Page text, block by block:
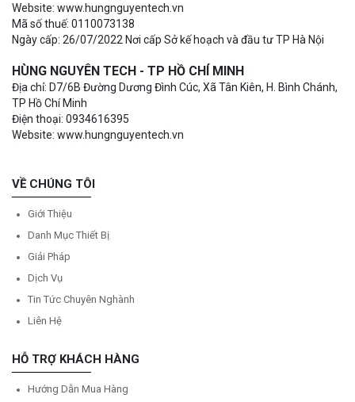
Website: www.hungnguyentech.vn
Mã số thuế: 0110073138
Ngày cấp: 26/07/2022 Nơi cấp Sở kế hoạch và đầu tư TP Hà Nội
HÙNG NGUYÊN TECH - TP HỒ CHÍ MINH
Địa chỉ: D7/6B Đường Dương Đình Cúc, Xã Tân Kiên, H. Bình Chánh,
TP Hồ Chí Minh
Điện thoại: 0934616395
Website: www.hungnguyentech.vn
VỀ CHÚNG TÔI
Giới Thiệu
Danh Mục Thiết Bị
Giải Pháp
Dịch Vụ
Tin Tức Chuyên Nghành
Liên Hệ
HỖ TRỢ KHÁCH HÀNG
Hướng Dẫn Mua Hàng